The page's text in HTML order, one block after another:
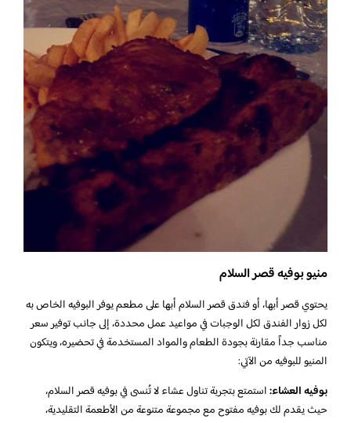
منيو بوفيه قصر السلام
يحتوي قصر أبها، أو فندق قصر السلام أبها على مطعم يوفر البوفيه الخاص به
لكل زوار الفندق لكل الوجبات في مواعيد عمل محددة، إلى جانب توفير سعر
مناسب جداً مقارنة بجودة الطعام والمواد المستخدمة في تحضيره، ويتكون
المنيو للبوفيه من الآتي:
بوفيه العشاء:استمتع بتجربة تناول عشاء لا تُنسى في بوفيه قصر السلام،
حيث يقدم لك بوفيه مفتوح مع مجموعة متنوعة من الأطعمة التقليدية،